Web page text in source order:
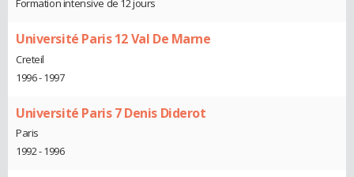
Formation intensive de 12 jours
Université Paris 12 Val De Marne
Creteil
1996 - 1997
Université Paris 7 Denis Diderot
Paris
1992 - 1996